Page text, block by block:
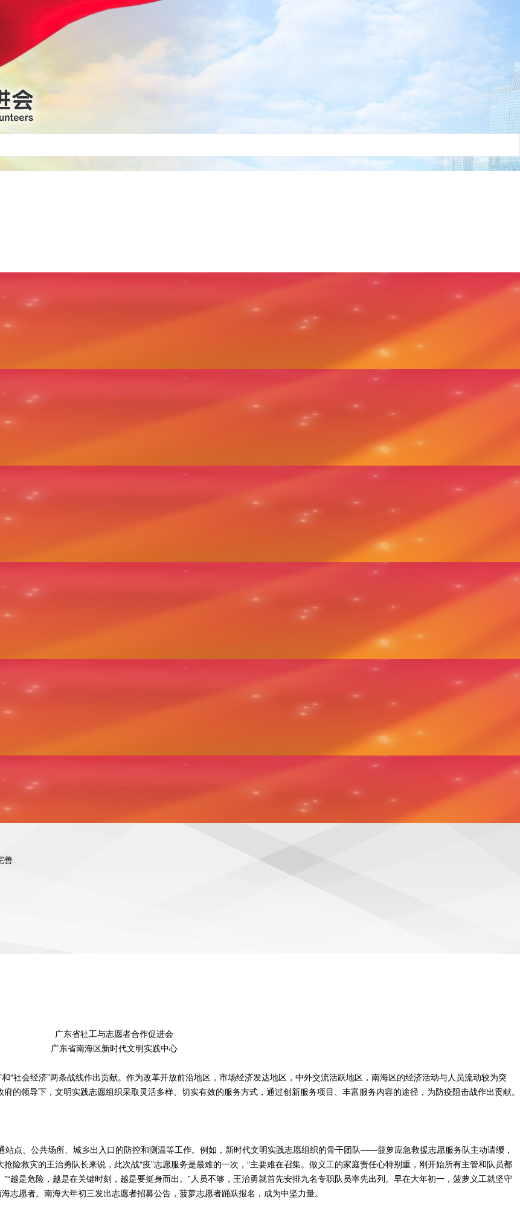
善
广东省社工与志愿者合作促进会
广东省南海区新时代文明实践中心
“社会经济”两条战线作出贡献。作为改革开放前沿地区，市场经济发达地区，中外交流活跃地区，南海区的经济活动与人员流动较为突
的领导下，文明实践志愿组织采取灵活多样、切实有效的服务方式，通过创新服务项目、丰富服务内容的途径，为防疫阻击战作出贡献。
站点、公共场所、城乡出入口的防控和测温等工作。例如，新时代文明实践志愿组织的骨干团队——菠萝应急救援志愿服务队主动请缨，
险救灾的王治勇队长来说，此次战“疫”志愿服务是最难的一次，“主要难在召集。做义工的家庭责任心特别重，刚开始所有主管和队员都
越是危险，越是在关键时刻，越是要挺身而出。”人员不够，王治勇就首先安排九名专职队员率先出列。早在大年初一，菠萝义工就坚守
愿者。南海大年初三发出志愿者招募公告，菠萝志愿者踊跃报名，成为中坚力量。